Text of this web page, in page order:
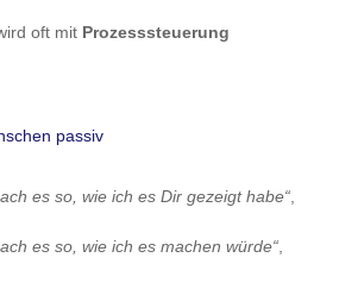
oft mit Prozesssteuerung
passiv
es so, wie ich es Dir gezeigt habe“,
es so, wie ich es machen würde“,